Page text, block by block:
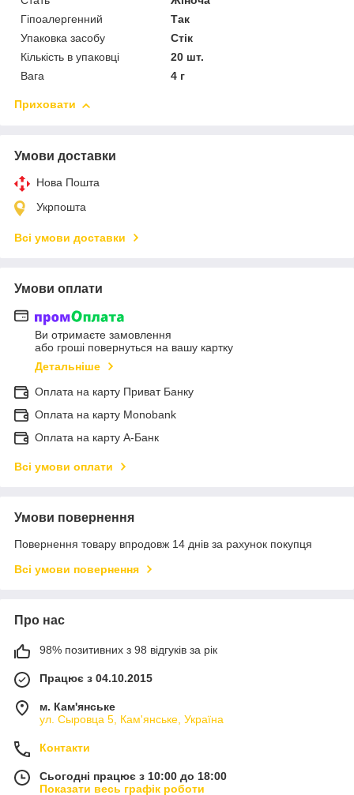
Гіпоалергенний
Так
Упаковка засобу
Стік
Кількість в упаковці
20 шт.
Вага
4 г
Приховати
Умови доставки
Нова Пошта
Укрпошта
Всі умови доставки
Умови оплати
Ви отримаєте замовлення
або гроші повернуться на вашу картку
Детальніше
Оплата на карту Приват Банку
Оплата на карту Monobank
Оплата на карту А-Банк
Всі умови оплати
Умови повернення
Повернення товару впродовж 14 днів за рахунок покупця
Всі умови повернення
Про нас
98% позитивних з 98 відгуків за рік
Працює з 04.10.2015
м. Кам'янське
ул. Сыровца 5, Кам'янське, Україна
Контакти
Сьогодні працює з 10:00 до 18:00
Показати весь графік роботи